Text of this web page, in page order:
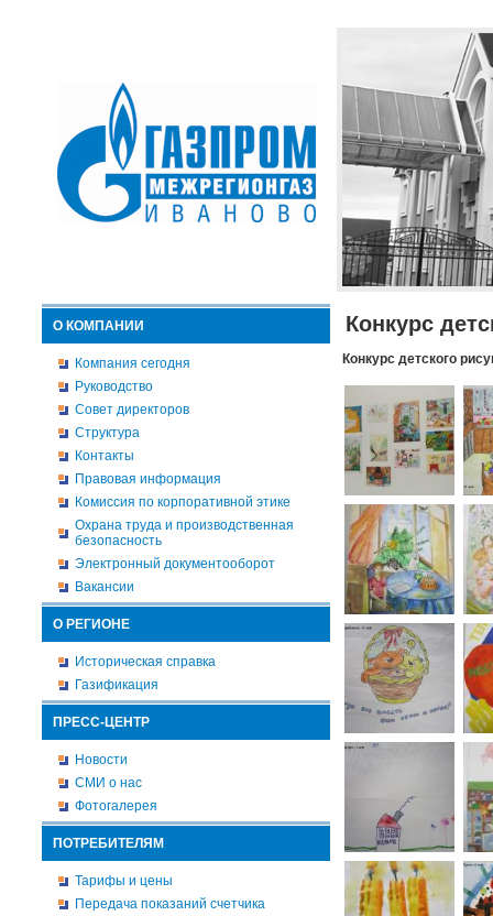
О КОМПАНИИ
Компания сегодня
Руководство
Совет директоров
Структура
Контакты
Правовая информация
Комиссия по корпоративной этике
Охрана труда и производственная
безопасность
Электронный документооборот
Вакансии
О РЕГИОНЕ
Историческая справка
Газификация
ПРЕСС-ЦЕНТР
Новости
СМИ о нас
Фотогалерея
ПОТРЕБИТЕЛЯМ
Тарифы и цены
Передача показаний счетчика
Конкурс
Конкурс детского